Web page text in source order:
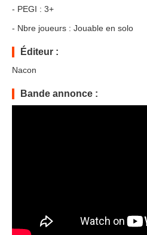
- PEGI : 3+
- Nbre joueurs : Jouable en solo
Éditeur :
Nacon
Bande annonce :